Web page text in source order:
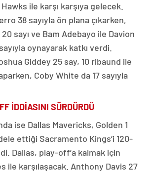
ile karşı karşıya gelecek.
38 sayıyla ön plana çıkarken,
sayı ve Bam Adebayo ile Davion
oynayarak katkı verdi.
Giddey 25 say, 10 ribaund ile
Coby White da 17 sayıyla
İDDİASINI SÜRDÜRDÜ
ise Dallas Mavericks, Golden 1
ettiği Sacramento Kings’i 120-
Dallas, play-off’a kalmak için
ile karşılaşacak. Anthony Davis 27